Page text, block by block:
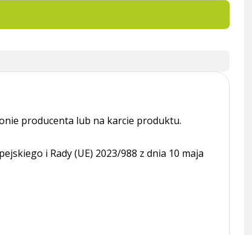
producenta lub na karcie produktu.
i Rady (UE) 2023/988 z dnia 10 maja